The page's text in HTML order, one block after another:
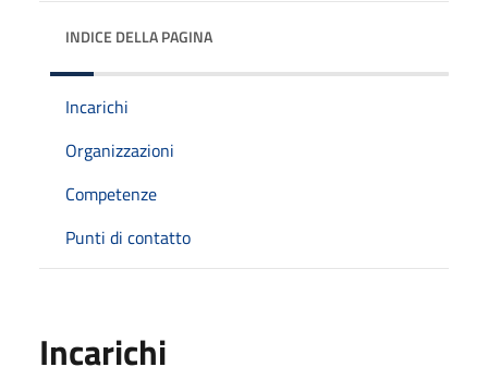
INDICE DELLA PAGINA
Incarichi
Organizzazioni
Competenze
Punti di contatto
Incarichi